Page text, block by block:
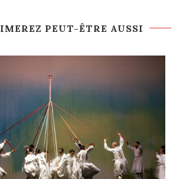
PEUT-ÊTRE AUSSI